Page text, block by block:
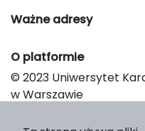
Ważne adresy
O platformie
© 2023 Uniwersytet
w Warszawie